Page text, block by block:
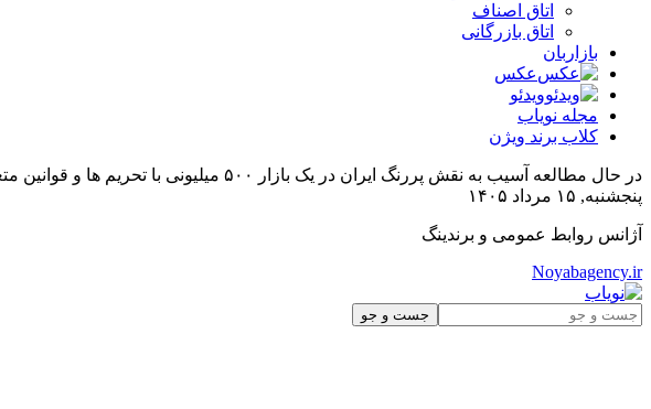
اتاق اصناف
اتاق بازرگانی
بازاربان
عکس
ویدئو
مجله نویاب
کلاب برند ویژن
در حال مطالعه آسیب به نقش پررنگ ایران در یک بازار ۵۰۰ میلیونی با تحریم ها و قوانین متعدد
پنجشنبه, ۱۵ مرداد ۱۴۰۵
آژانس روابط عمومی و برندینگ
Noyabagency.ir